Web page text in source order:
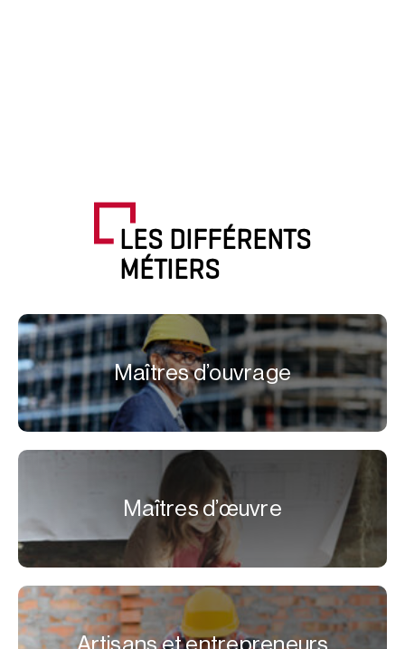
LES DIFFÉRENTS
MÉTIERS
Maîtres d’ouvrage
Maîtres d’œuvre
Artisans et entrepreneurs